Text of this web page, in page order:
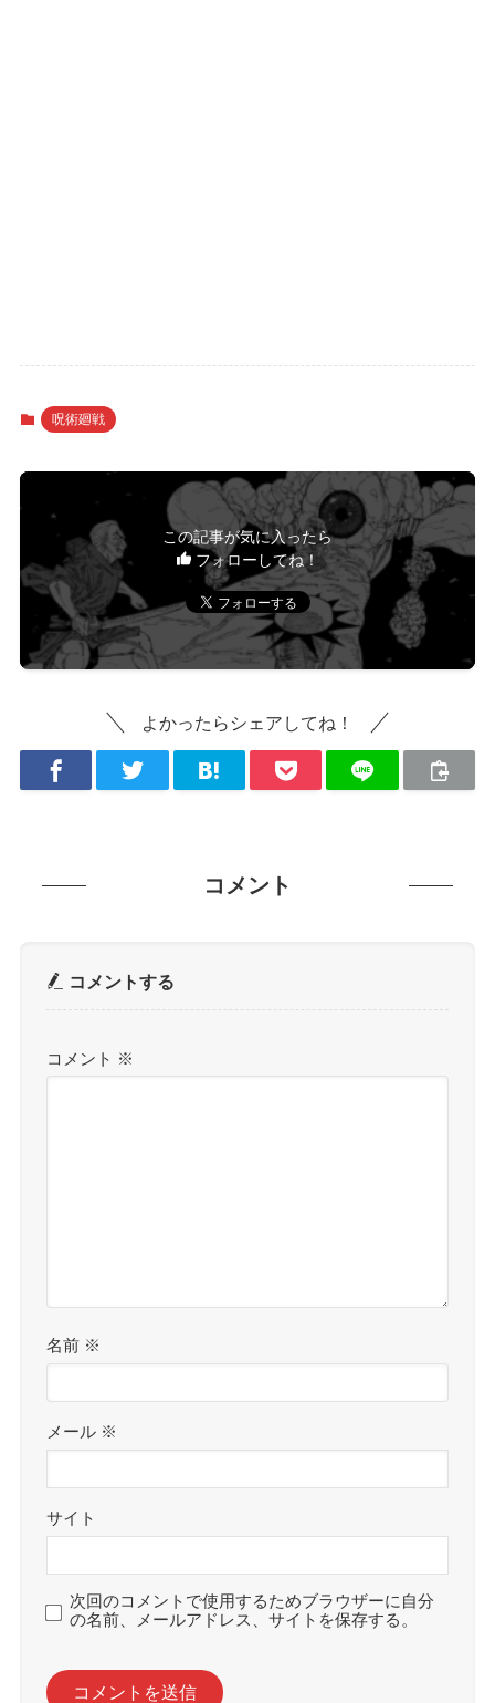
呪術廻戦
この記事が気に入ったら
フォローしてね！
よかったらシェアしてね！
コメント
コメントする
コメント ※
名前 ※
メール ※
サイト
次回のコメントで使用するためブラウザーに自分
の名前、メールアドレス、サイトを保存する。